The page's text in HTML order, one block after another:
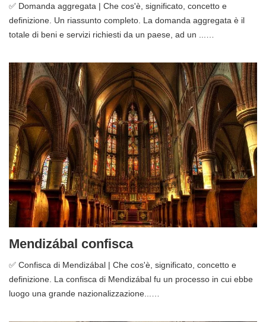
✅ Domanda aggregata | Che cos'è, significato, concetto e
definizione. Un riassunto completo. La domanda aggregata è il
totale di beni e servizi richiesti da un paese, ad un ...…
Mendizábal confisca
✅ Confisca di Mendizábal | Che cos'è, significato, concetto e
definizione. La confisca di Mendizábal fu un processo in cui ebbe
luogo una grande nazionalizzazione...…